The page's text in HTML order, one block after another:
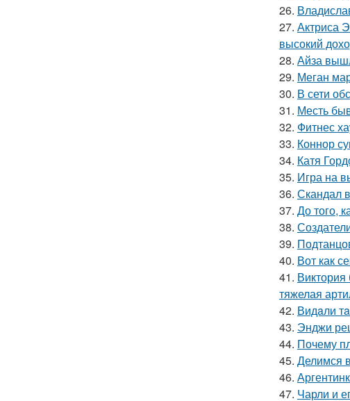
26.
27. Актриса
высокий
28. Айза
29. Меган
30. В сети
31. Месть
32. Фитнес
33. Коннор
34. Катя
35. Игра на
36. Скандал
37. До того,
38.
39.
40. Вот как
41.
тяжелая
42. Видaли
43. Энджи
44. Почему
45. Делимся
46.
47. Чарли и